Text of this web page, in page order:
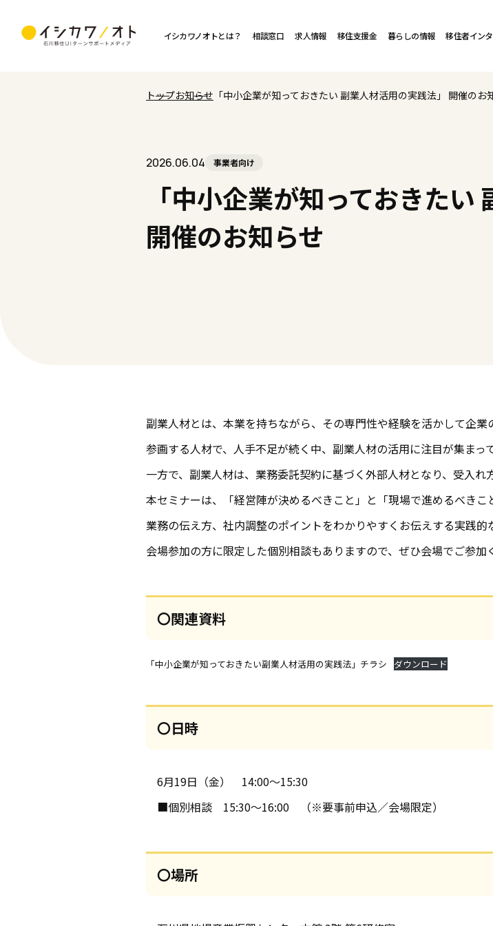
イシカワノオトとは？ 相談窓口 求人情報 移住支援金 暮らしの情報 移住者イン
トップお知らせ 「中小企業が知っておきたい 副業人材活用の実践法」 開催のお
2026.06.04 事業者向け
「中小企業が知っておきたい
開催のお知らせ
副業人材とは、本業を持ちながら、その専門性や経験を活かして企
参画する人材で、人手不足が続く中、副業人材の活用に注目が集まっ
一方で、副業人材は、業務委託契約に基づく外部人材となり、受入れ
本セミナーは、「経営陣が決めるべきこと」と「現場で進めるべきこ
業務の伝え方、社内調整のポイントをわかりやすくお伝えする実践的
会場参加の方に限定した個別相談もありますので、ぜひ会場でご参加
〇関連資料
「中小企業が知っておきたい副業人材活用の実践法」チラシ ダウンロード
〇日時
6月19日（金） 14:00～15:30
■個別相談 15:30～16:00 （※要事前申込／会場限定）
〇場所